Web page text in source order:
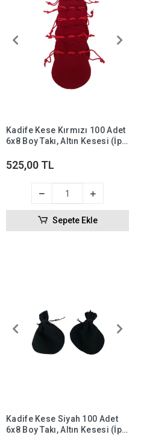
Kadife Kese Kırmızı 100 Adet
6x8 Boy Takı, Altın Kesesi (İpli
525,00 TL
Sepete Ekle
Kadife Kese Siyah 100 Adet
6x8 Boy Takı, Altın Kesesi (İpli